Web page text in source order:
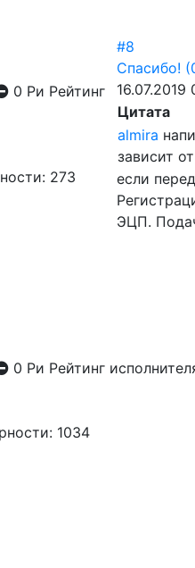
0 Ри Рейтинг
273
#8
Спасибо!
16.07.2019
Цитата
almira
зависит
если
ЭЦП.
0 Ри Рейтинг
1034